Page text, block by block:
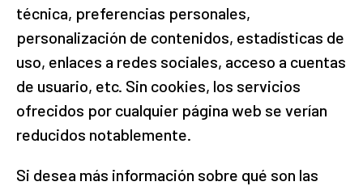
técnica, preferencias personales,
personalización de contenidos, estadísticas de
uso, enlaces a redes sociales, acceso a cuentas
de usuario, etc. Sin cookies, los servicios
ofrecidos por cualquier página web se verían
reducidos notablemente.
Si desea más información sobre qué son las